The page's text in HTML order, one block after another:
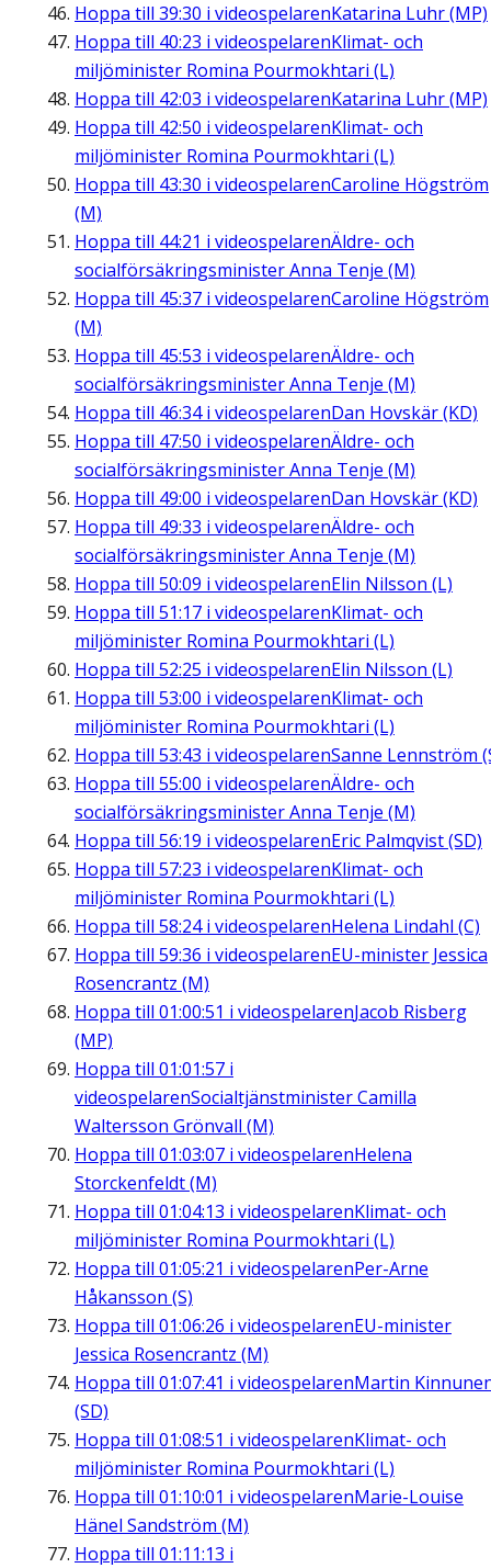
Hoppa till 39:30 i videospelarenKatarina Luhr (MP)
Hoppa till 40:23 i videospelarenKlimat- och
miljöminister Romina Pourmokhtari (L)
Hoppa till 42:03 i videospelarenKatarina Luhr (MP)
Hoppa till 42:50 i videospelarenKlimat- och
miljöminister Romina Pourmokhtari (L)
Hoppa till 43:30 i videospelarenCaroline Högström
(M)
Hoppa till 44:21 i videospelarenÄldre- och
socialförsäkringsminister Anna Tenje (M)
Hoppa till 45:37 i videospelarenCaroline Högström
(M)
Hoppa till 45:53 i videospelarenÄldre- och
socialförsäkringsminister Anna Tenje (M)
Hoppa till 46:34i videospelarenDan Hovskär (KD)
Hoppa till 47:50 i videospelarenÄldre- och
socialförsäkringsminister Anna Tenje (M)
Hoppa till 49:00 i videospelarenDan Hovskär (KD)
Hoppa till 49:33 i videospelarenÄldre- och
socialförsäkringsminister Anna Tenje (M)
Hoppa till 50:09 i videospelarenElin Nilsson (L)
Hoppa till 51:17 i videospelarenKlimat- och
miljöminister Romina Pourmokhtari (L)
Hoppa till 52:25 i videospelarenElin Nilsson (L)
Hoppa till 53:00 i videospelarenKlimat- och
miljöminister Romina Pourmokhtari (L)
Hoppa till 53:43 i videospelarenSanne Lennström
Hoppa till 55:00 i videospelarenÄldre- och
socialförsäkringsminister Anna Tenje (M)
Hoppa till 56:19 i videospelarenEric Palmqvist (SD)
Hoppa till 57:23 i videospelarenKlimat- och
miljöminister Romina Pourmokhtari (L)
Hoppa till 58:24i videospelarenHelena Lindahl (C)
Hoppa till 59:36 i videospelarenEU-minister Jessica
Rosencrantz (M)
Hoppa till 01:00:51 i videospelarenJacob Risberg
(MP)
Hoppa till 01:01:57 i
videospelarenSocialtjänstminister Camilla
Waltersson Grönvall (M)
Hoppa till 01:03:07 i videospelarenHelena
Storckenfeldt (M)
Hoppa till 01:04:13 i videospelarenKlimat- och
miljöminister Romina Pourmokhtari (L)
Hoppa till 01:05:21 i videospelarenPer-Arne
Håkansson (S)
Hoppa till 01:06:26 i videospelarenEU-minister
Jessica Rosencrantz (M)
Hoppa till 01:07:41 i videospelarenMartin
(SD)
Hoppa till 01:08:51 i videospelarenKlimat- och
miljöminister Romina Pourmokhtari (L)
Hoppa till 01:10:01 i videospelarenMarie-Louise
Hänel Sandström (M)
Hoppa till 01:11:13 i